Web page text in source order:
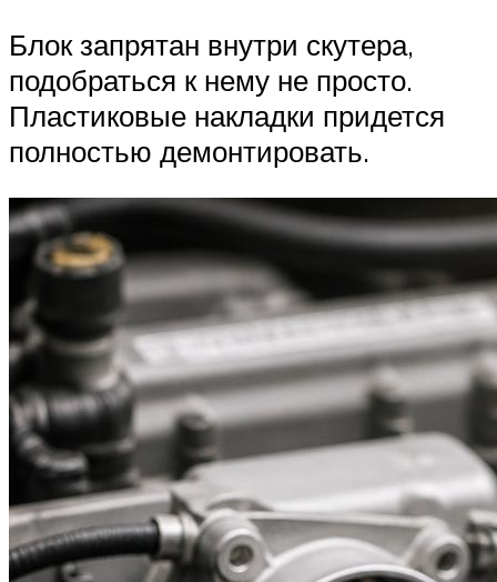
Блок запрятан внутри скутера,
подобраться к нему не просто.
Пластиковые накладки придется
полностью демонтировать.